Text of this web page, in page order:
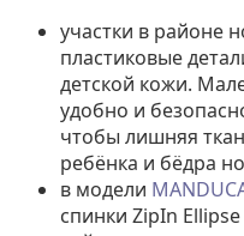
участки в районе
пластиковые
детской кожи.
удобно и
чтобы лишняя
ребёнка и бёдра
в модели
спинки ZipIn